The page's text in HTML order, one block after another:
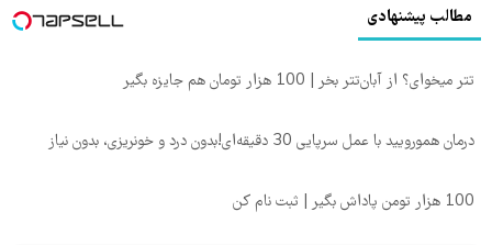
مطالب پیشنهادی
تتر میخوای؟ از آبان‌تتر بخر | 100 هزار تومان هم جایزه بگیر
درمان همورویید با عمل سرپایی 30 دقیقه‌ای!بدون درد و خونریزی، بدون نیاز
100 هزار تومن پاداش بگیر | ثبت نام کن